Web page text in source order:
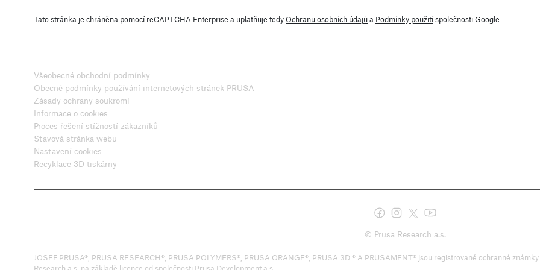
Tato stránka je chráněna pomocí reCAPTCHA Enterprise a uplatňuje tedyOchranu osobních údajůa Podmínky použitíspolečnosti Google.
Všeobecné obchodní podmínky
Obecné podmínky používání internetových stránek PRUSA
Zásady ochrany soukromí
Informace o cookies
Proces řešení stížností zákazníků
Stavová stránka webu
Nastavení cookies
Recyklace 3D tiskárny
© Prusa Research a.s.
JOSEF PRUSA®, PRUSA RESEARCH®, PRUSA POLYMERS®, PRUSA ORANGE®, PRUSA 3D ® A PRUSAMENT® jsou registrované ochranné
Research a.s. na základě licence od společnosti Prusa Development a.s.